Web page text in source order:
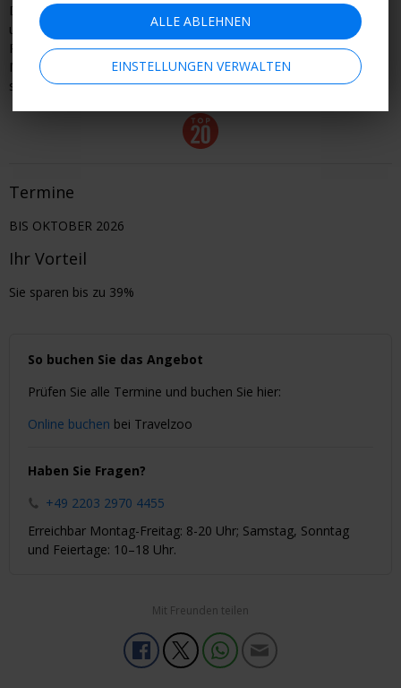
Dieses Angebot wird über einen Reiseanbieter gebucht und
unterliegt daher den AGB des Anbieters, einschließlich der
Rückerstattungs- und Stornierungsbedingungen. Werden Sie jetzt
Mitglied, um alle Details zum Angebot und Buchungsprozess zu
sehen.
Termine
BIS OKTOBER 2026
Ihr Vorteil
Sie sparen bis zu 39%
So buchen Sie das Angebot
Prüfen Sie alle Termine und buchen Sie hier:
Online buchen bei Travelzoo
Haben Sie Fragen?
+49 2203 2970 4455
Erreichbar Montag-Freitag: 8-20 Uhr; Samstag, Sonntag
und Feiertage: 10–18 Uhr.
Mit Freunden teilen
ALLE ABLEHNEN
EINSTELLUNGEN VERWALTEN